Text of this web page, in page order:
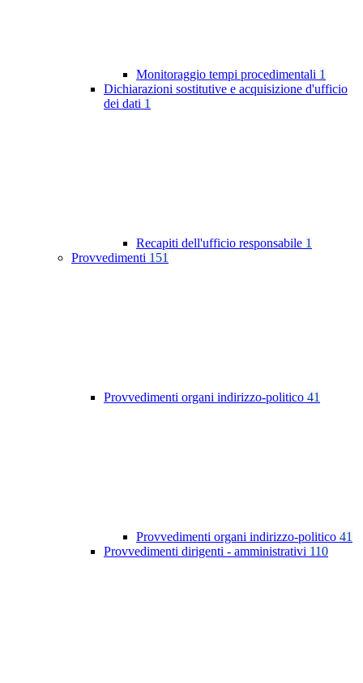
Monitoraggio tempi procedimentali 1
Dichiarazioni sostitutive e acquisizione d'ufficio
dei dati 1
Recapiti dell'ufficio responsabile 1
Provvedimenti 151
Provvedimenti organi indirizzo-politico 41
Provvedimenti organi indirizzo-politico 41
Provvedimenti dirigenti - amministrativi 110